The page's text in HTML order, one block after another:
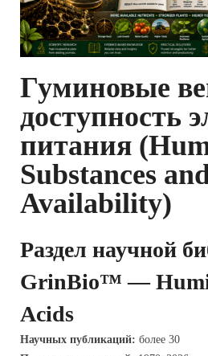
Гуминовые
доступность
питания
Substances
Availability)
Раздел научной
GrinBio™ —
Acids
Научных публикаций: более 30